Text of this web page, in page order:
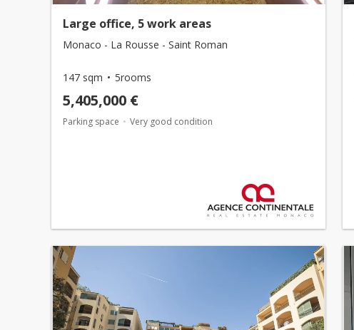
Large office, 5 work areas
Monaco - La Rousse - Saint Roman
147 sqm 5rooms
5,405,000 €
Parking space Very good condition